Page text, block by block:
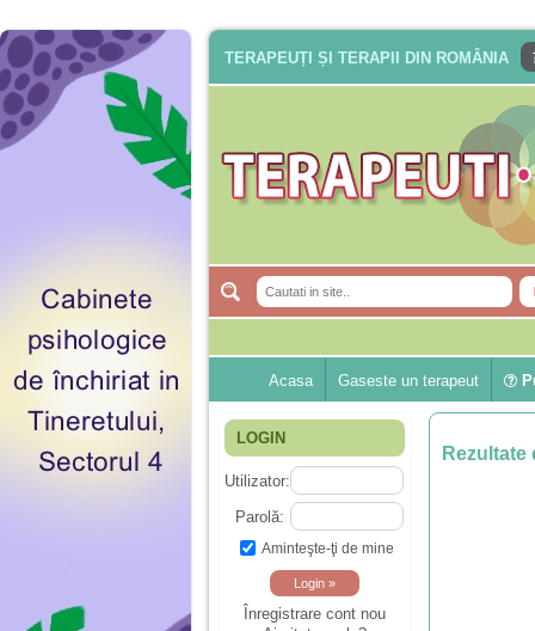
TERAPEUȚI ȘI TERAPII DIN ROMÂNIA
Acasa Gaseste un terapeut
LOGIN
Utilizator:
Parolă:
Aminteşte-ţi de mine
Înregistrare cont nou
Rezultate